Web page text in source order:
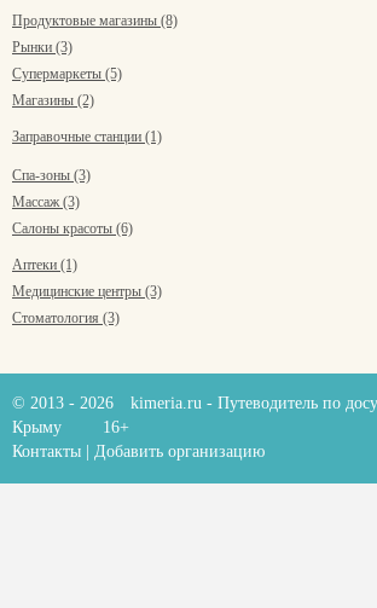
Продуктовые магазины (8)
Рынки (3)
Супермаркеты (5)
Магазины (2)
Заправочные станции (1)
Спа-зоны (3)
Массаж (3)
Салоны красоты (6)
Аптеки (1)
Медицинские центры (3)
Стоматология (3)
© 2013 - 2026 kimeria.ru - Путеводитель по
Крыму
16+
Контакты
Добавить организацию